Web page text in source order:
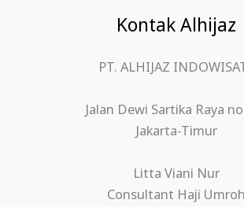
Kontak Alhijaz
PT. ALHIJAZ
Jalan Dewi Sartika Raya
Jakarta-Timur
Litta Viani Nur
Consultant Haji Umroh